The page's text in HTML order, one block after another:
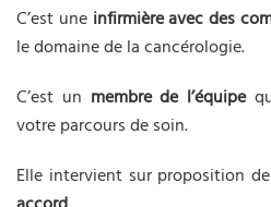
C’est une infirmière avec des
le domaine de la cancérologie.
C’est un membre de l’équipe
votre parcours de soin.
Elle intervient sur proposition